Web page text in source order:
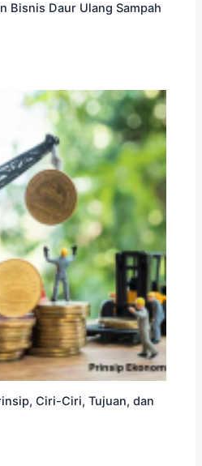
Bisnis Daur Ulang Sampah
Ciri-Ciri, Tujuan, dan